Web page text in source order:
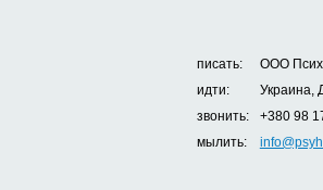
писать:
ООО
идти:
Украина,
звонить:
+380 98
мылить: